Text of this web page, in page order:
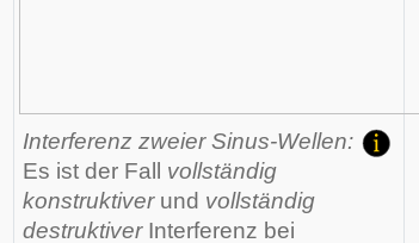
Interferenz zweierSinus-Wellen:
Es ist der Fall vollständig
konstruktiverund vollständig
destruktiverInterferenz bei